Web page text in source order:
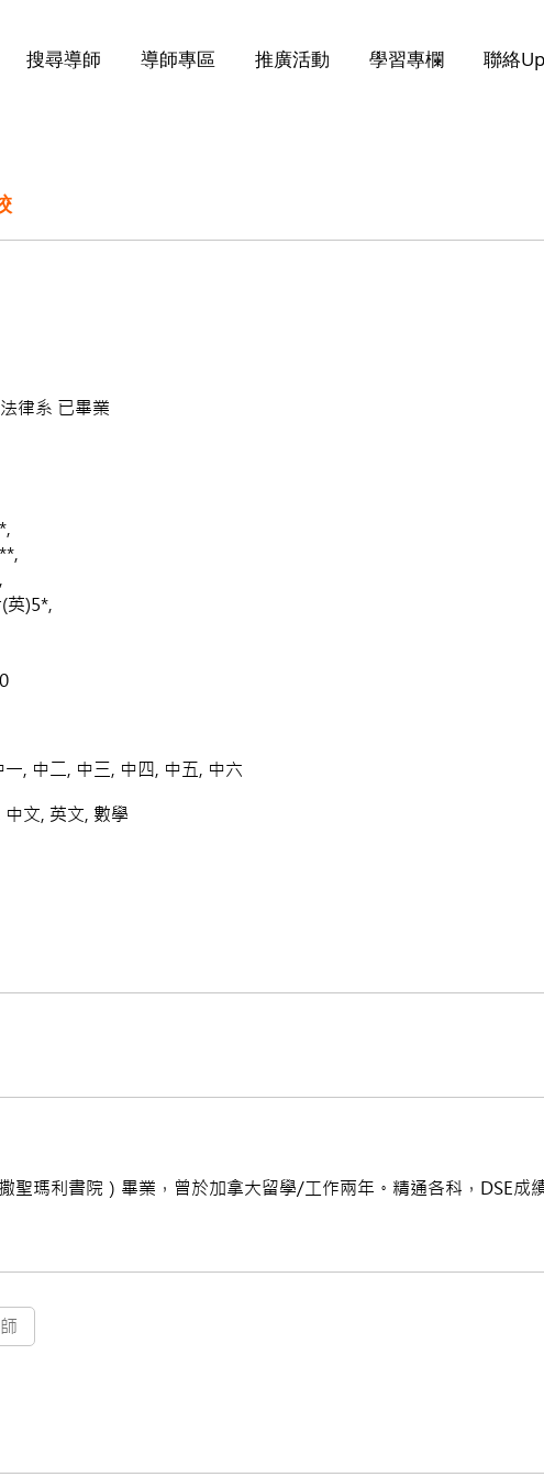
搜尋導師 導師專區 推廣活動 學習專欄 聯絡
律系 已畢業
英)5*,
一, 中二, 中三, 中四, 中五, 中六
中文, 英文, 數學
聖瑪利書院）畢業，曾於加拿大留學/工作兩年。精通各科，DSE成